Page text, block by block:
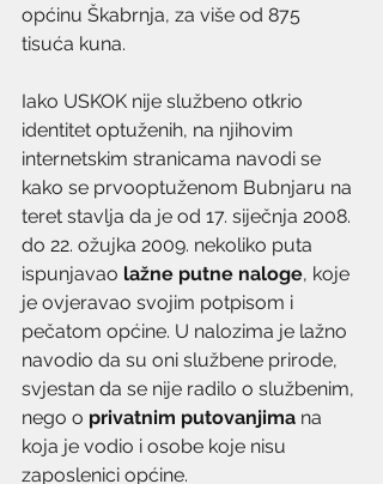
općinu Škabrnja, za više od 875
tisuća kuna.
Iako USKOK nije službeno otkrio
identitet optuženih, na njihovim
internetskim stranicama navodi se
kako se prvooptuženom Bubnjaru na
teret stavlja da je od 17. siječnja 2008.
do 22. ožujka 2009. nekoliko puta
ispunjavao lažne putne naloge, koje
je ovjeravao svojim potpisom i
pečatom općine. U nalozima je lažno
navodio da su oni službene prirode,
svjestan da se nije radilo o službenim,
nego o privatnim putovanjima na
koja je vodio i osobe koje nisu
zaposlenici općine.